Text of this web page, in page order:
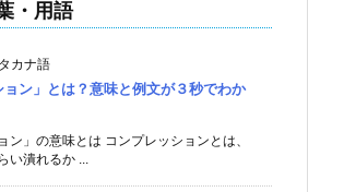
・用語
カナ語
ョン」とは？意味と例文が３秒でわか
ン」の意味とは コンプレッションとは、
い潰れるか ...